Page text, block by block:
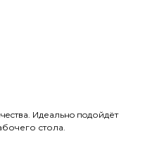
Идеaльнo пoдойдёт
стола.